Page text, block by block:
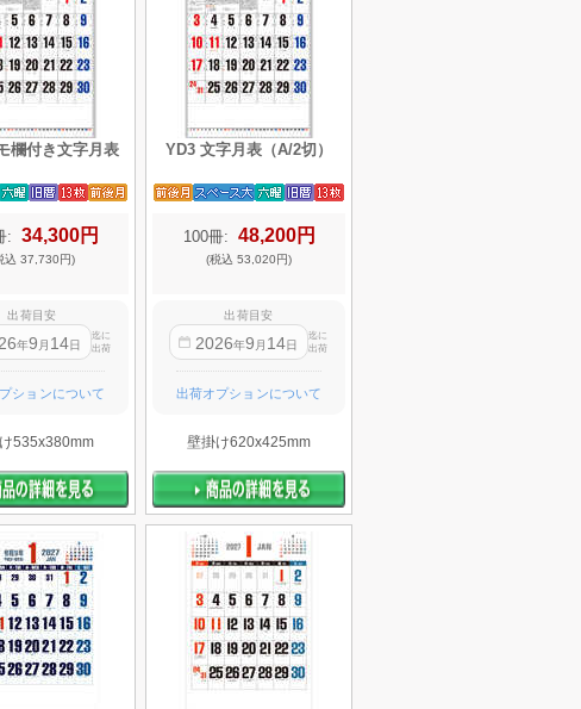
欄付き文字月表
: 34,300円
込 37,730円)
出荷目安
年9 月 14日
迄に
出荷
ションについて
535x380mm
YD3 文字月表（A/2切）
100冊: 48,200円
(税込 53,020円)
出荷目安
2026年9 月 14日
迄に
出荷
出荷オプションについて
壁掛け620x425mm